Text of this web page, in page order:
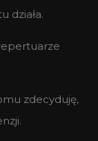
działa.
zdecyduję,